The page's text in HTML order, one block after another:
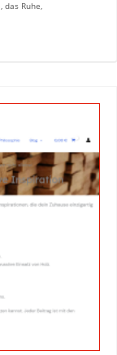
das Ruhe,